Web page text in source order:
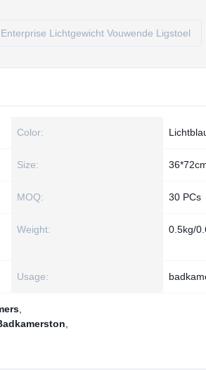
Lichtgewicht Vouwende Ligstoel
Color:
Size:
MOQ: 30 PCs
Weight: 0.5kg/
Usage: